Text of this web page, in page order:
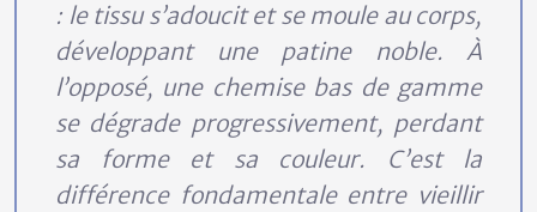
: le tissu s’adoucit et se moule au corps,
développant une patine noble. À
l’opposé, une chemise bas de gamme
se dégrade progressivement, perdant
sa forme et sa couleur. C’est la
différence fondamentale entre vieillir